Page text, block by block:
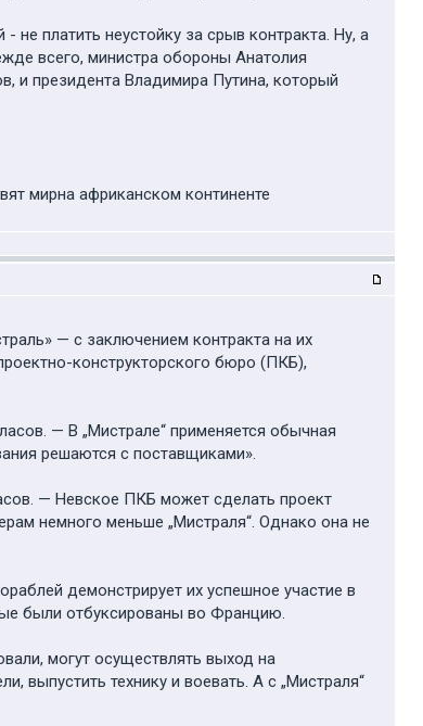
платить неустойку за срыв контракта. Ну, а
всего, министра обороны Анатолия
и президента Владимира Путина, который
мирна африканском континенте
— с заключением контракта на их
конструкторского бюро (ПКБ),
— В „Мистрале“ применяется обычная
решаются с поставщиками».
— Невское ПКБ может сделать проект
немного меньше „Мистраля“. Однако она не
демонстрирует их успешное участие в
были отбуксированы во Францию.
могут осуществлять выход на
выпустить технику и воевать. А с „Мистраля“